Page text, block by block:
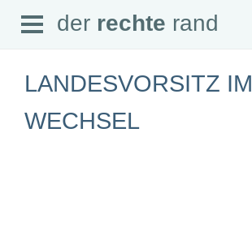
der rechte rand
Open
Menu
der rechte rand
LANDESVORSITZ IM
WECHSEL